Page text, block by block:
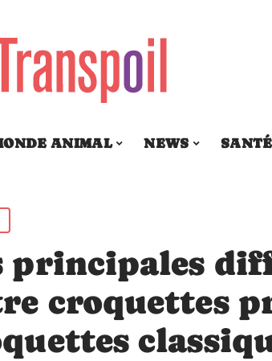
ANIMAL NEWS
principales
croquettes